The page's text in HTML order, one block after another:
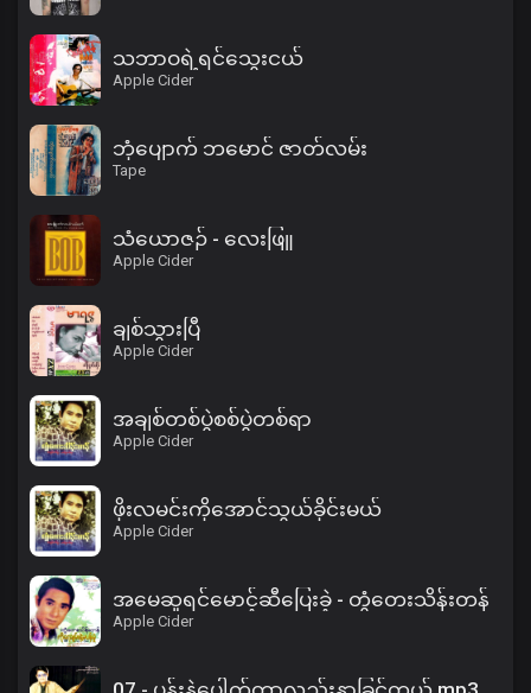
သဘာဝရဲ့ရင်သွေးငယ်
Apple Cider
ဘုံပျောက် ဘမောင် ဇာတ်လမ်း
Tape
သံယောဇဉ် - လေးဖြူ
Apple Cider
ချစ်သွားပြီ
Apple Cider
အချစ်တစ်ပွဲစစ်ပွဲတစ်ရာ
Apple Cider
ဖိုးလမင်းကိုအောင်သွယ်ခိုင်းမယ်
Apple Cider
အမေဆူရင်မောင့်ဆီပြေးခဲ့ - တွံတေးသိန်းတန်
Apple Cider